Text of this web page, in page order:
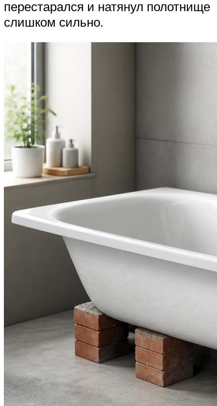
перестарался и натянул полотнище
слишком сильно.